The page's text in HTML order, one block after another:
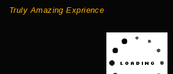
Truly Amazing Exprience